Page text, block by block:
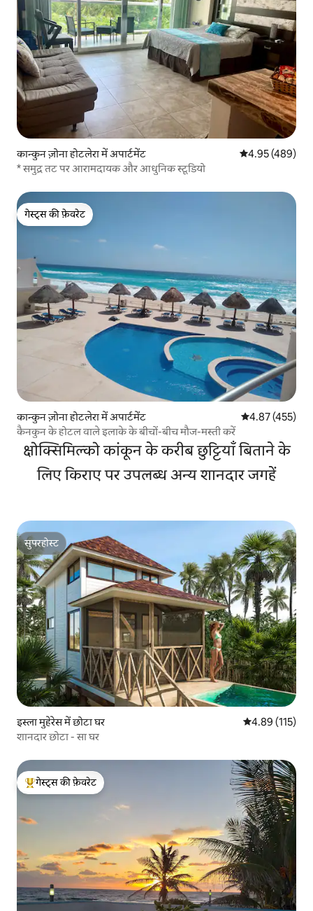
कान्कुन ज़ोना होटलेरा में अपार्टमेंट औसत रेटिंग 5 में से
4.95 (489)
* समुद्र तट पर आरामदायक और आधुनिक स्टूडियो
गेस्ट्स की फ़ेवरेट
गेस्ट्स की फ़ेवरेट
कान्कुन ज़ोना होटलेरा में अपार्टमेंट औसत रेटिंग 5 में से
4.87 (455)
कैनकुन के होटल वाले इलाके के बीचों-बीच मौज-मस्ती करें
क्षोक्सिमिल्को कांकून के करीब छुट्टियाँ बिताने के
लिए किराए पर उपलब्ध अन्य शानदार जगहें
सुपरहोस्ट
सुपरहोस्ट
इस्ला मुहेरेस में छोटा घर औसत रेटिंग 5 में से
4.89 (115)
शानदार छोटा - सा घर
गेस्ट्स का टॉप फ़ेवरेट
गेस्ट्स की फ़ेवरेट